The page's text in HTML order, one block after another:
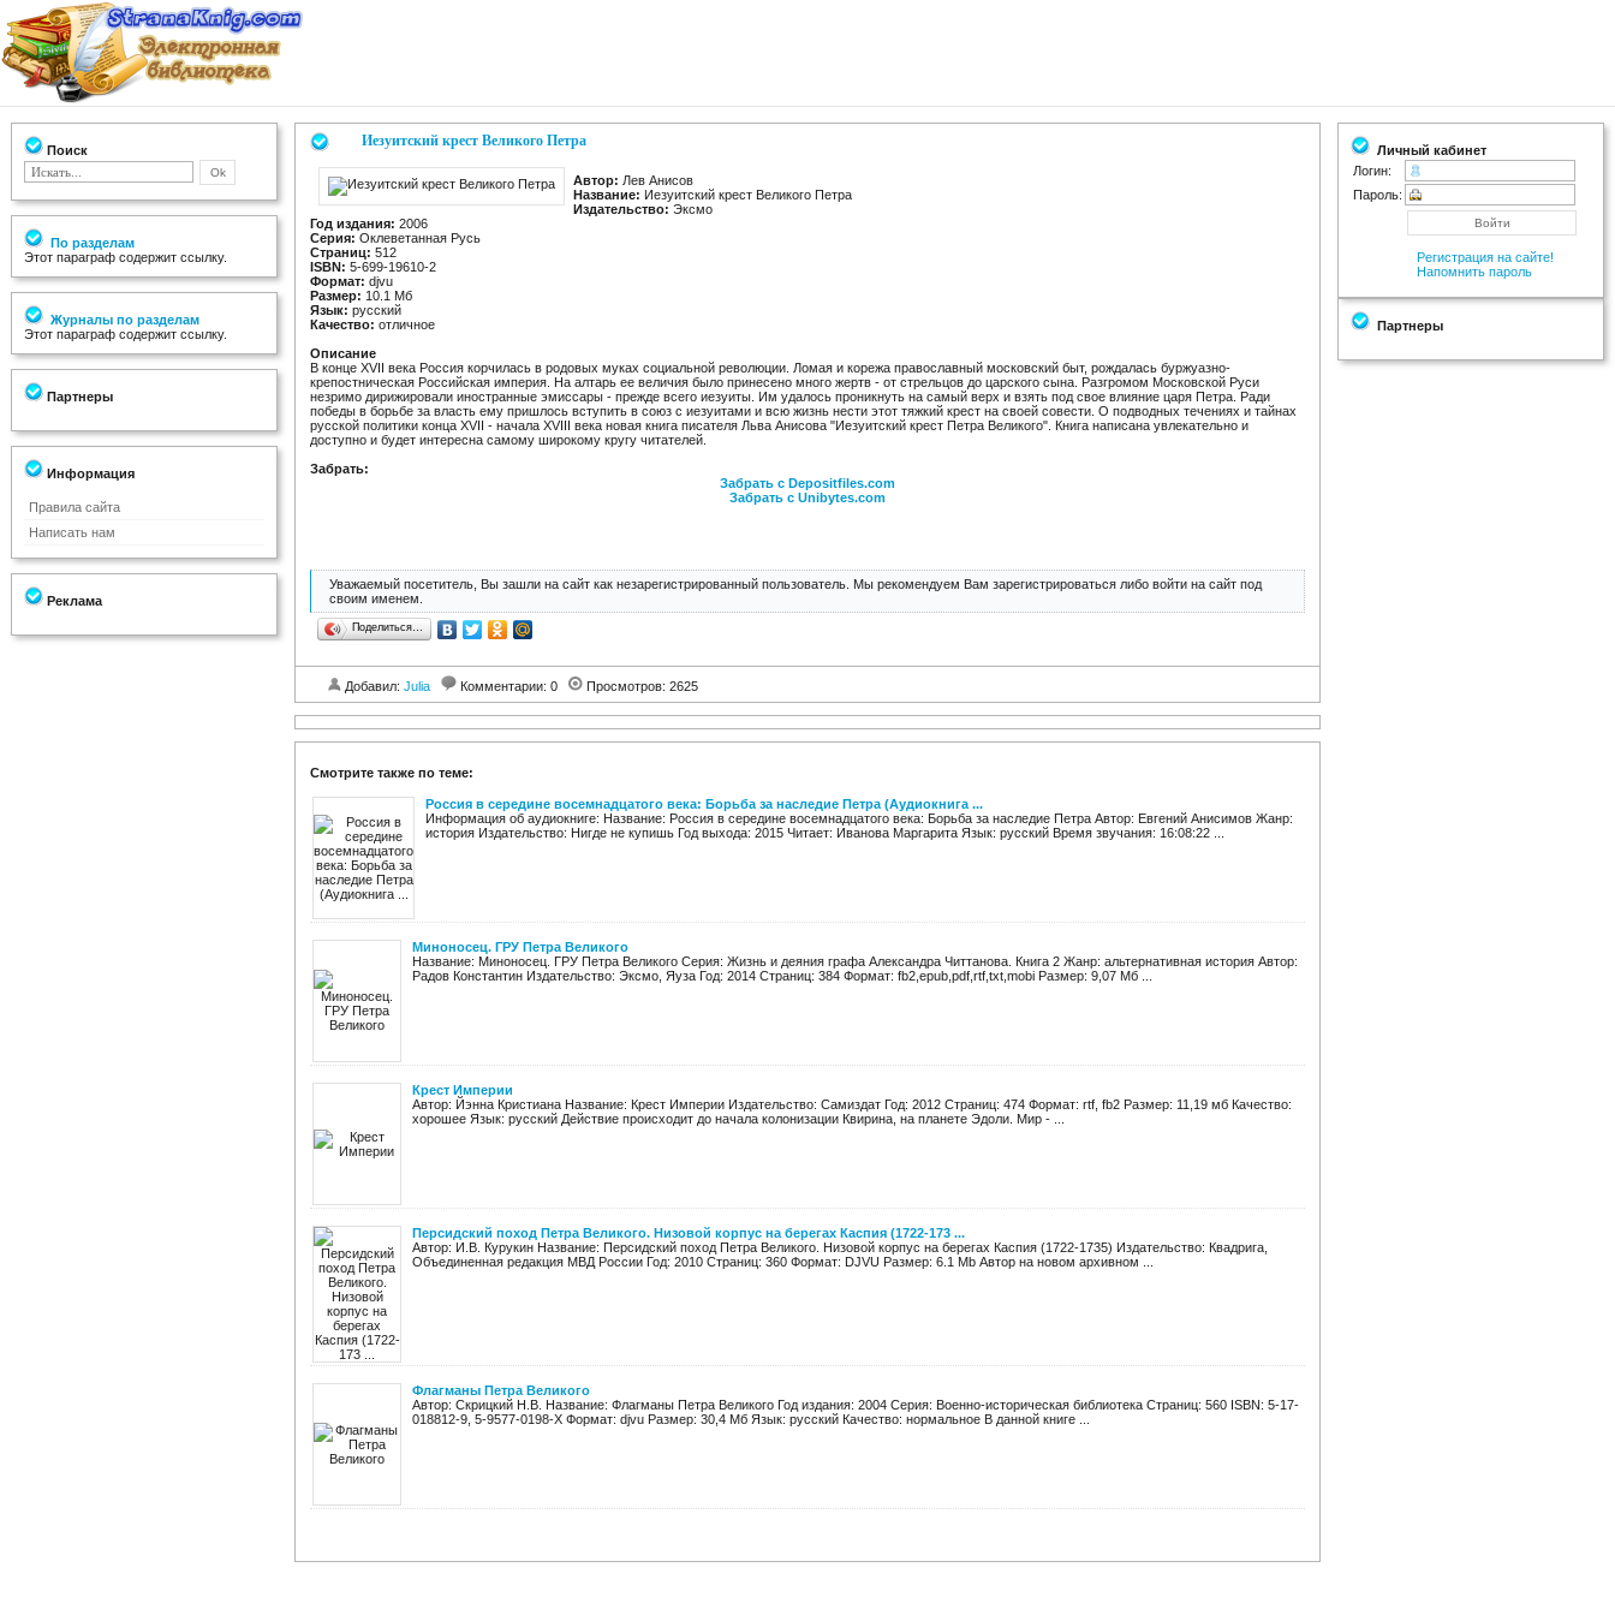
Поиск
По разделам
Этот параграф содержит ссылку.
Журналы по разделам
Этот параграф содержит ссылку.
Партнеры
Информация
Правила сайта
Написать нам
Реклама
Иезуитский крест Великого Петра
Автор: Лев Анисов
Название: Иезуитский крест Великого Петра
Издательство: Эксмо
Год издания: 2006
Серия: Оклеветанная Русь
Страниц: 512
ISBN: 5-699-19610-2
Формат: djvu
Размер: 10.1 Мб
Язык: русский
Качество: отличное
Описание
В конце XVII века Россия корчилась в родовых муках социальной революции. Ломая и корежа православный московский быт, рождалась буржуазно-
крепостническая Российская империя. На алтарь ее величия было принесено много жертв - от стрельцов до царского сына. Разгромом Московской Руси
незримо дирижировали иностранные эмиссары - прежде всего иезуиты. Им удалось проникнуть на самый верх и взять под свое влияние царя Петра. Ради
победы в борьбе за власть ему пришлось вступить в союз с иезуитами и всю жизнь нести этот тяжкий крест на своей совести. О подводных течениях и тайнах
русской политики конца XVII - начала XVIII века новая книга писателя Льва Анисова "Иезуитский крест Петра Великого". Книга написана увлекательно и
доступно и будет интересна самому широкому кругу читателей.
Забрать:
Забрать с Depositfiles.com
Забрать с Unibytes.com
Уважаемый посетитель, Вы зашли на сайт как незарегистрированный пользователь. Мы рекомендуем Вам зарегистрироваться либо войти на сайт под
своим именем.
Поделиться…
Добавил: Julia Комментарии: 0 Просмотров: 2625
Смотрите также по теме:
Россия в середине восемнадцатого века: Борьба за наследие Петра (Аудиокнига ...
Информация об аудиокниге: Название: Россия в середине восемнадцатого века: Борьба за наследие Петра Автор: Евгений Анисимов Жанр:
история Издательство: Нигде не купишь Год выхода: 2015 Читает: Иванова Маргарита Язык: русский Время звучания: 16:08:22 ...
Миноносец. ГРУ Петра Великого
Название: Миноносец. ГРУ Петра Великого Серия: Жизнь и деяния графа Александра Читтанова. Книга 2 Жанр: альтернативная история Автор:
Радов Константин Издательство: Эксмо, Яуза Год: 2014 Страниц: 384 Формат: fb2,epub,pdf,rtf,txt,mobi Размер: 9,07 Мб ...
Крест Империи
Автор: Йэнна Кристиана Название: Крест Империи Издательство: Самиздат Год: 2012 Страниц: 474 Формат: rtf, fb2 Размер: 11,19 мб Качество:
хорошее Язык: русский Действие происходит до начала колонизации Квирина, на планете Эдоли. Мир - ...
Персидский поход Петра Великого. Низовой корпус на берегах Каспия (1722-173 ...
Автор: И.В. Курукин Название: Персидский поход Петра Великого. Низовой корпус на берегах Каспия (1722-1735) Издательство: Квадрига,
Объединенная редакция МВД России Год: 2010 Страниц: 360 Формат: DJVU Размер: 6.1 Mb Автор на новом архивном ...
Флагманы Петра Великого
Автор: Скрицкий Н.В. Название: Флагманы Петра Великого Год издания: 2004 Серия: Военно-историческая библиотека Страниц: 560 ISBN: 5-17-
018812-9, 5-9577-0198-X Формат: djvu Размер: 30,4 Мб Язык: русский Качество: нормальное В данной книге ...
Личный кабинет
Логин:
Пароль:
Регистрация на сайте!
Напомнить пароль
Партнеры